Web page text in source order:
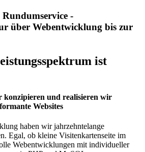
-
über Webentwicklung bis zur
ist
konzipieren und realisieren wir
Websites
haben wir jahrzehntelange
Egal, ob kleine Visitenkartenseite im
Webentwicklungen mit individueller